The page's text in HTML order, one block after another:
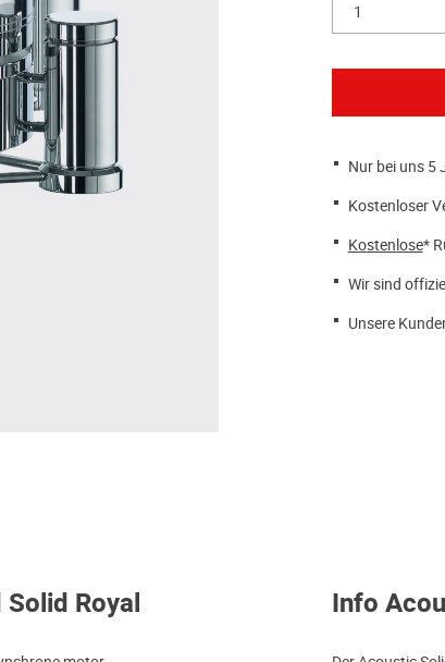
1
Nur bei uns 5
Kostenloser
Kostenlose*
Wir sind
Unsere
Royal Info